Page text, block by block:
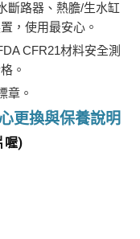
斷路器、熱膽/生水缸
，使用最安心。
CFR21材料安全測
。
章。
更換與保養說明
喔)